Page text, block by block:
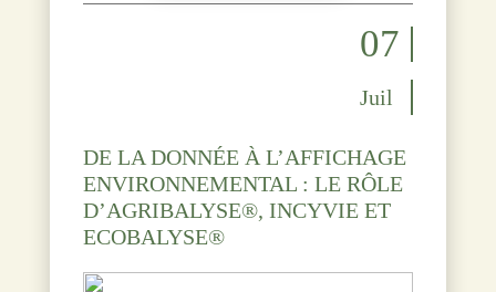
07
Juil
DE LA DONNÉE À L’AFFICHAGE
ENVIRONNEMENTAL : LE RÔLE
D’AGRIBALYSE®, INCYVIE ET
ECOBALYSE®